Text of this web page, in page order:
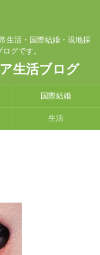
生活・国際結婚・現地採
グです。
生活ブログ
国際結婚
生活